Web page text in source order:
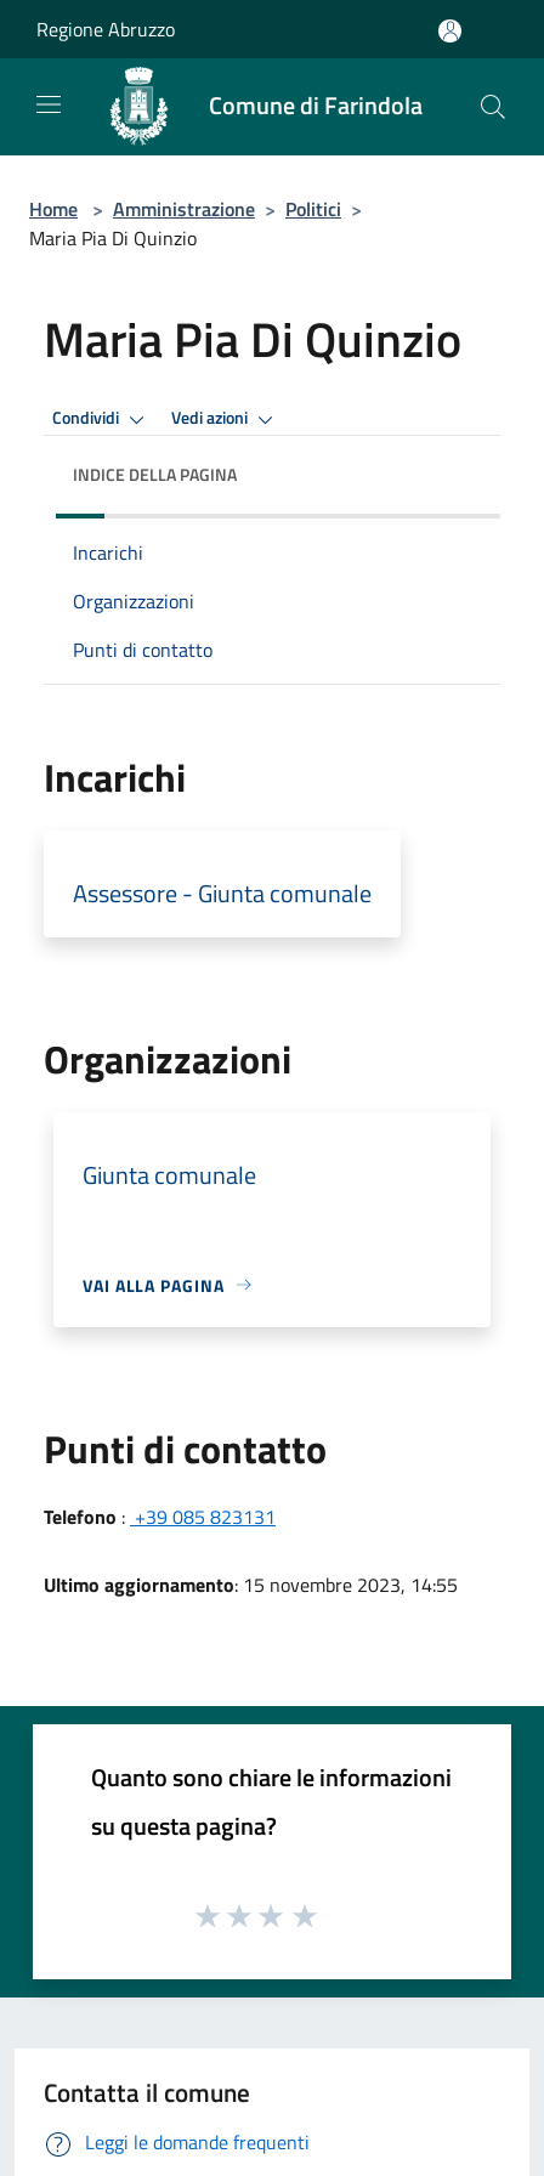
Regione Abruzzo
Comune di Farindola
Home > Amministrazione > Politici >
Maria Pia Di Quinzio
Maria Pia Di Quinzio
Condividi Vedi azioni
INDICE DELLA PAGINA
Incarichi
Organizzazioni
Punti di contatto
Incarichi
Assessore - Giunta comunale
Organizzazioni
Giunta comunale
VAI ALLA PAGINA
Punti di contatto
Telefono : +39 085 823131
Ultimo aggiornamento: 15 novembre 2023, 14:55
Quanto sono chiare le informazioni
su questa pagina?
Contatta il comune
Leggi le domande frequenti